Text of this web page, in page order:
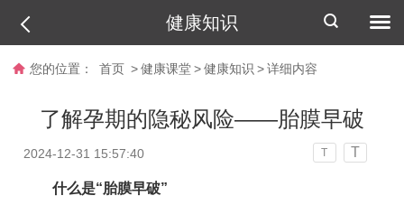
健康知识
您的位置： 首页 > 健康课堂 > 健康知识 > 详细内容
了解孕期的隐秘风险——胎膜早破
2024-12-31 15:57:40 T T
什么是“胎膜早破”